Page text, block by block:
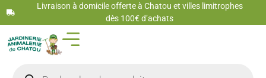
Livraison à domicile offerte à Chatou et villes limitrophes
dès 100€ d’achats